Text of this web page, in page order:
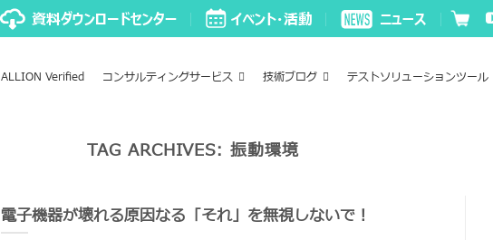
ALLION Verified コンサルティングサービス 技術ブログ テストソリューションツール
TAG ARCHIVES:振動環境
電子機器が壊れる原因なる「それ」を無視しないで！